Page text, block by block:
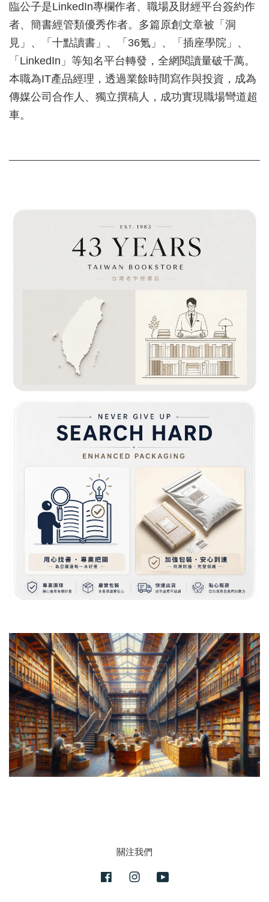
臨公子是LinkedIn專欄作者、職場及財經平台簽約作
者、簡書經管類優秀作者。多篇原創文章被「洞
見」、「十點讀書」、「36氪」、「插座學院」、
「LinkedIn」等知名平台轉發，全網閱讀量破千萬。
本職為IT產品經理，透過業餘時間寫作與投資，成為
傳媒公司合作人、獨立撰稿人，成功實現職場彎道超
車。
關注我們
FacebookInstagram